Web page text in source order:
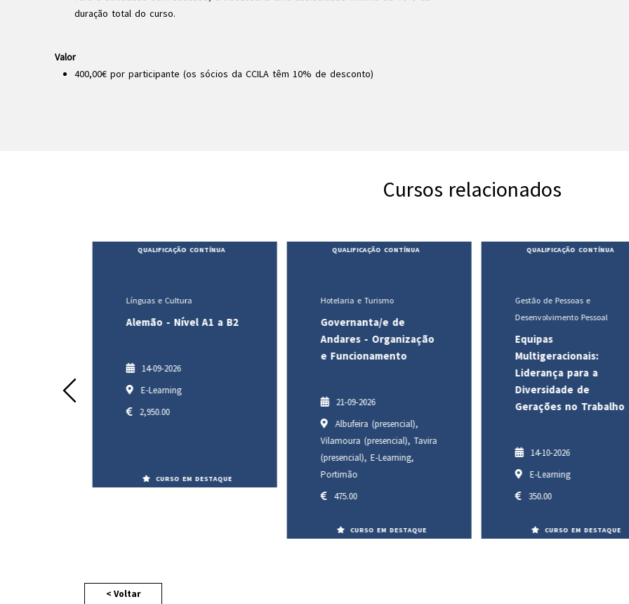
duração total do curso.
Valor
400,00€ por participante (os sócios da CCILA têm 10% de desconto)
Cursos relacionados
Prev
QUALIFICAÇÃO CONTÍNUA
Línguas e Cultura
Alemão - Nível A1 a B2
14-09-2026
E-Learning
2,950.00
CURSO EM DESTAQUE
QUALIFICAÇÃO CONTÍNUA
Hotelaria e Turismo
Governanta/e de
Andares - Organização
e Funcionamento
21-09-2026
Albufeira (presencial),
Vilamoura (presencial), Tavira
(presencial), E-Learning,
Portimão
475.00
CURSO EM DESTAQUE
QUALIFICAÇÃO CONTÍNUA
Gestão de Pessoas e
Desenvolvimento Pessoal
Equipas
Multigeracionais:
Liderança para a
Diversidade de
Gerações no Trabalho
14-10-2026
E-Learning
350.00
CURSO EM DESTAQUE
< Voltar